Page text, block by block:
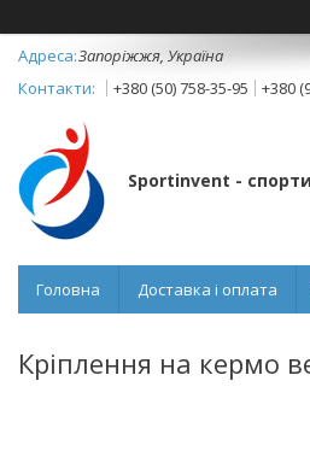
Запоріжжя, Україна
+380 (50) 758-35-95
+380
Sportinvent -
Головна Доставка і оплата
Кріплення на кермо